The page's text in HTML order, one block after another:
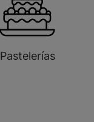
Pastelerías